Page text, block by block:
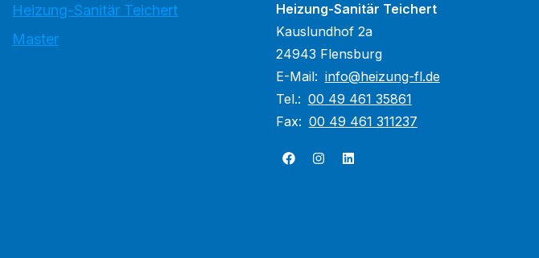
Heizung-Sanitär Teichert
Master
Heizung-Sanitär Teichert
Kauslundhof 2a
24943 Flensburg
E-Mail: info@heizung-fl.de
Tel.: 00 49 461 35861
Fax: 00 49 461 311237